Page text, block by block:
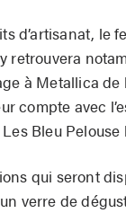
d’artisanat, le
retrouvera
à Metallica de
compte avec
Bleu
qui seront
verre de